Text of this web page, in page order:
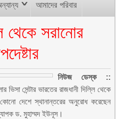
আমাদের পরিবার
থেকে সরানোর
নিউজ ডেস্ক ::
সেন্টার ভারতের রাজধানী দিল্লি থেকে
কোনো দেশে স্থানান্তরের অনুরোধ করেছেন
ড. মুহাম্মদ ইউনূস।